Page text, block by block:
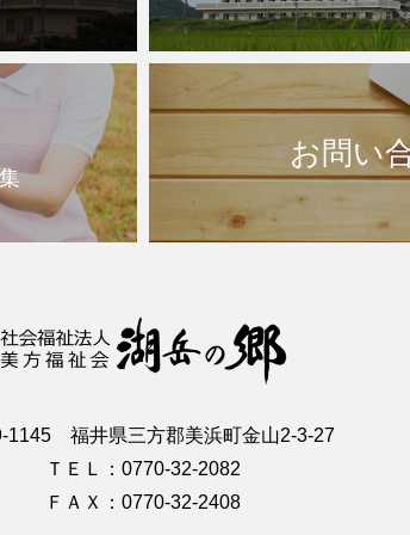
お問い
1145 福井県三方郡美浜町金山2-3-27
ＴＥＬ：0770-32-2082
ＦＡＸ：0770-32-2408